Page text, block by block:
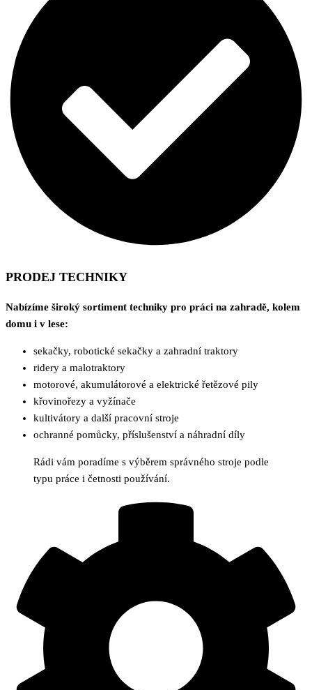
PRODEJ TECHNIKY
Nabízíme široký sortiment techniky pro práci na zahradě, kolem
domu i v lese:
sekačky, robotické sekačky a zahradní traktory
ridery a malotraktory
motorové, akumulátorové a elektrické řetězové pily
křovinořezy a vyžínače
kultivátory a další pracovní stroje
ochranné pomůcky, příslušenství a náhradní díly
Rádi vám poradíme s výběrem správného stroje podle
typu práce i četnosti používání.